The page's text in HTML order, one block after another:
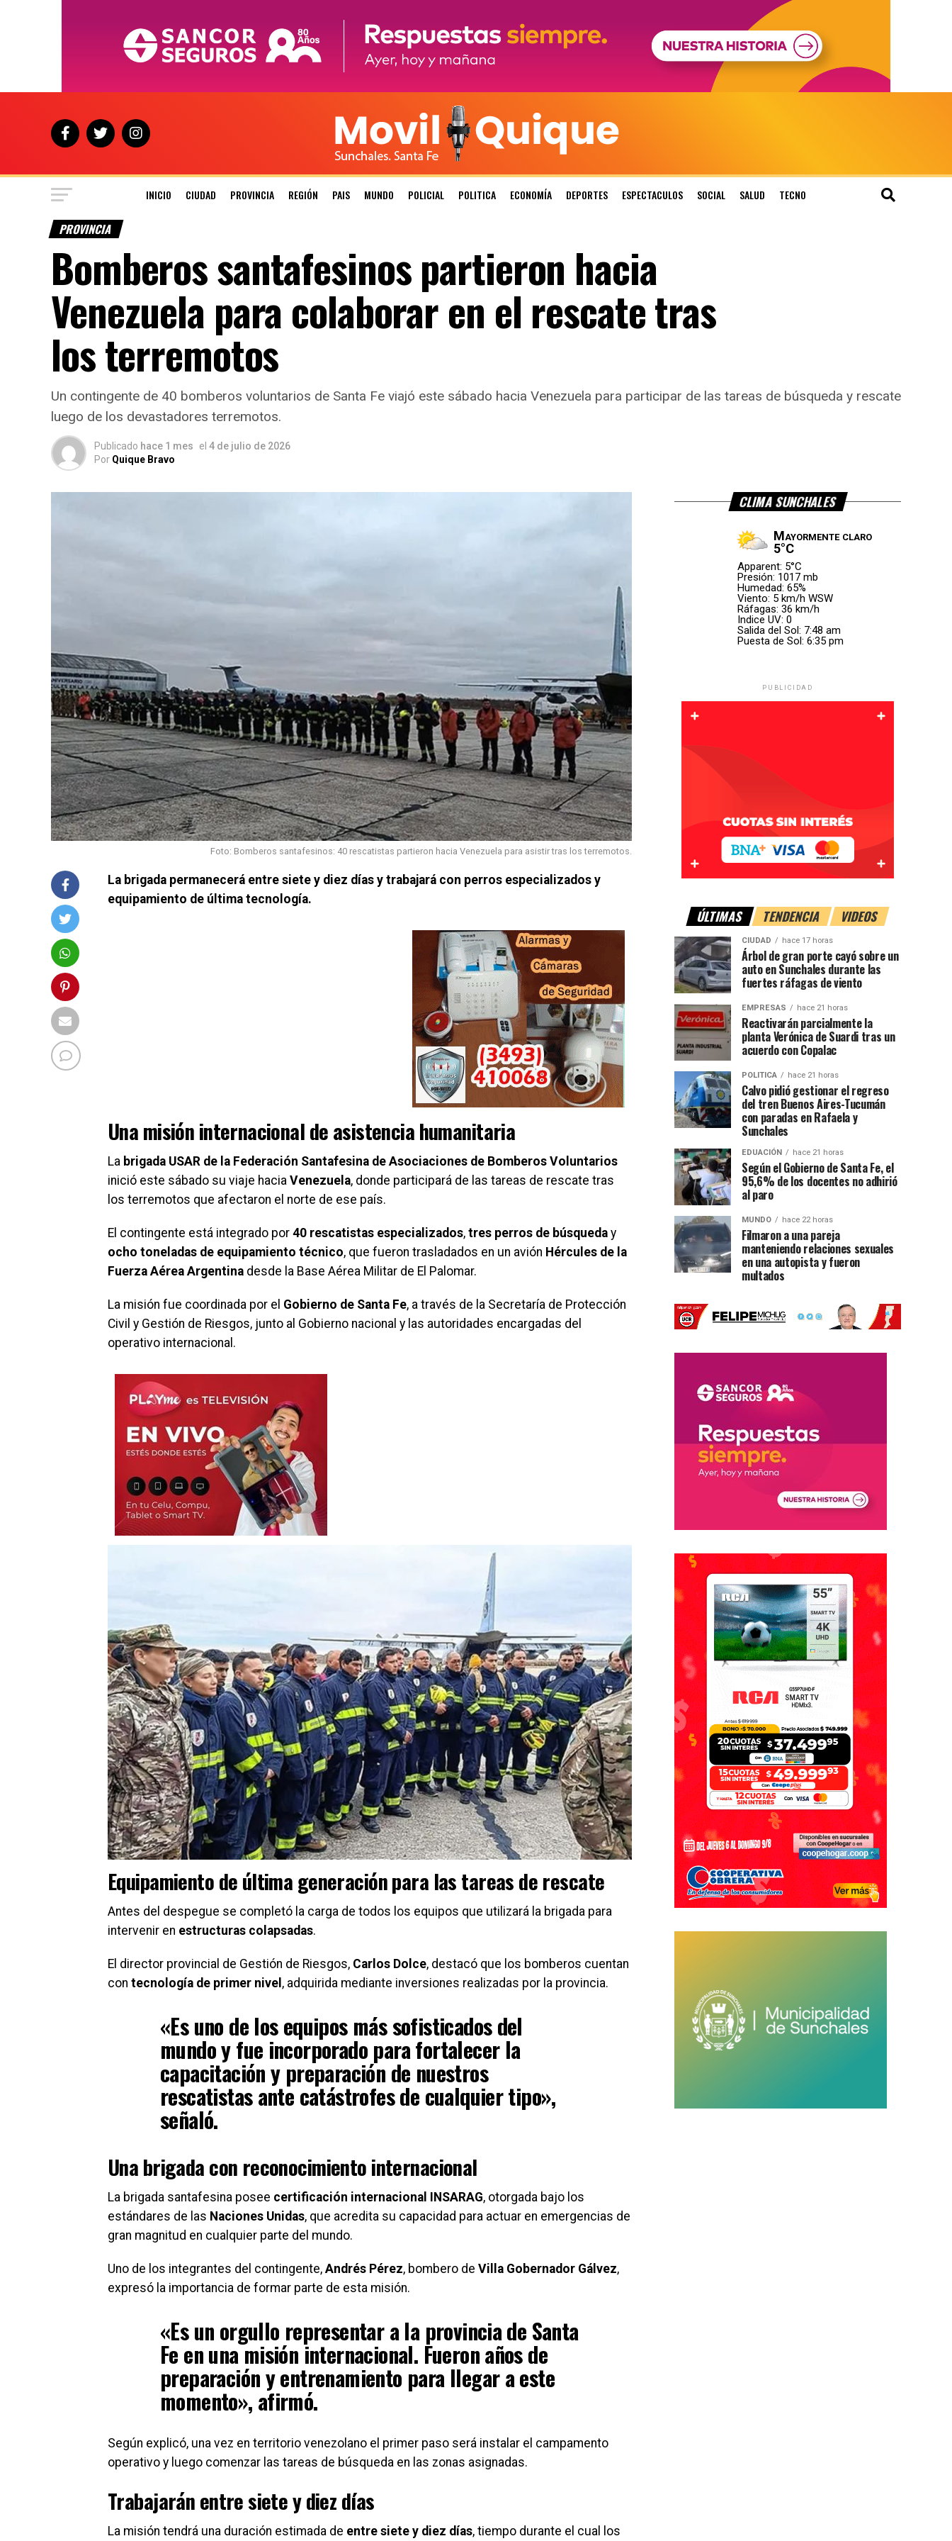
INICIO CIUDAD PROVINCIA REGIÓN PAIS MUNDO POLICIAL POLITICA ECONOMÍA DEPORTES ESPECTACULOS SOCIAL SALUD TECNO
PROVINCIA
Bomberos santafesinos partieron hacia
Venezuela para colaborar en el rescate tras
los terremotos
Un contingente de 40 bomberos voluntarios de Santa Fe viajó este sábado hacia Venezuela para participar de las tareas de búsqueda y rescate
luego de los devastadores terremotos.
Publicado hace 1 mes el 4 de julio de 2026
Por Quique Bravo
Foto: Bomberos santafesinos: 40 rescatistas partieron hacia Venezuela para asistir tras los terremotos.
La brigada permanecerá entre siete y diez días y trabajará con perros especializados y
equipamiento de última tecnología.
Una misión internacional de asistencia humanitaria
La brigada USAR de la Federación Santafesina de Asociaciones de Bomberos Voluntarios
inició este sábado su viaje hacia Venezuela, donde participará de las tareas de rescate tras
los terremotos que afectaron el norte de ese país.
El contingente está integrado por 40 rescatistas especializados, tres perros de búsqueda y
ocho toneladas de equipamiento técnico, que fueron trasladados en un avión Hércules de la
Fuerza Aérea Argentina desde la Base Aérea Militar de El Palomar.
La misión fue coordinada por el Gobierno de Santa Fe, a través de la Secretaría de Protección
Civil y Gestión de Riesgos, junto al Gobierno nacional y las autoridades encargadas del
operativo internacional.
Equipamiento de última generación para las tareas de rescate
Antes del despegue se completó la carga de todos los equipos que utilizará la brigada para
intervenir en estructuras colapsadas.
El director provincial de Gestión de Riesgos, Carlos Dolce, destacó que los bomberos cuentan
con tecnología de primer nivel , adquirida mediante inversiones realizadas por la provincia.
«Es uno de los equipos más sofisticados del
mundo y fue incorporado para fortalecer la
capacitación y preparación de nuestros
rescatistas ante catástrofes de cualquier tipo»,
señaló.
Una brigada con reconocimiento internacional
La brigada santafesina posee certificación internacional INSARAG, otorgada bajo los
estándares de las Naciones Unidas, que acredita su capacidad para actuar en emergencias de
gran magnitud en cualquier parte del mundo.
Uno de los integrantes del contingente, Andrés Pérez, bombero de Villa Gobernador Gálvez,
expresó la importancia de formar parte de esta misión.
«Es un orgullo representar a la provincia de Santa
Fe en una misión internacional. Fueron años de
preparación y entrenamiento para llegar a este
momento», afirmó.
Según explicó, una vez en territorio venezolano el primer paso será instalar el campamento
operativo y luego comenzar las tareas de búsqueda en las zonas asignadas.
Trabajarán entre siete y diez días
La misión tendrá una duración estimada de entre siete y diez días, tiempo durante el cual los
CLIMA SUNCHALES
Mayormente claro
5°C
Apparent: 5°C
Presión: 1017 mb
Humedad: 65%
Viento: 5 km/h WSW
Ráfagas: 36 km/h
Indice UV: 0
Salida del Sol: 7:48 am
Puesta de Sol: 6:35 pm
PUBLICIDAD
ÚLTIMAS TENDENCIA VIDEOS
CIUDAD hace 17 horas
Árbol de gran porte cayó sobre un
auto en Sunchales durante las
fuertes ráfagas de viento
EMPRESAS hace 21 horas
Reactivarán parcialmente la
planta Verónica de Suardi tras un
acuerdo con Copalac
POLITICA hace 21 horas
Calvo pidió gestionar el regreso
del tren Buenos Aires-Tucumán
con paradas en Rafaela y
Sunchales
EDUACIÓN hace 21 horas
Según el Gobierno de Santa Fe, el
95,6% de los docentes no adhirió
al paro
MUNDO hace 22 horas
Filmaron a una pareja
manteniendo relaciones sexuales
en una autopista y fueron
multados